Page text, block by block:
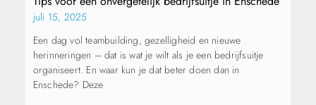
juli 15, 2025
Een dag vol teambuilding, gezelligheid en nieuwe
herinneringen – dat is wat je wilt als je een bedrijfsuitje
organiseert. En waar kun je dat beter doen dan in
Enschede? Deze